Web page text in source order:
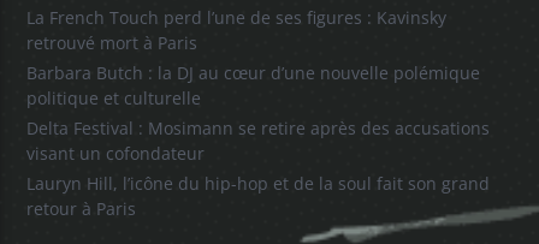
La French Touch perd l’une de ses figures : Kavinsky
retrouvé mort à Paris
Barbara Butch : la DJ au cœur d’une nouvelle polémique
politique et culturelle
Delta Festival : Mosimann se retire après des accusations
visant un cofondateur
Lauryn Hill, l’icône du hip-hop et de la soul fait son grand
retour à Paris